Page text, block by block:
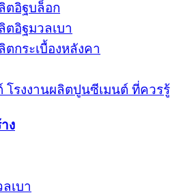
ตอิฐบล็อก
ตอิฐมวลเบา
ตกระเบื้องหลังคา
โรงงานผลิตปูนซีเมนต์ ที่ควรรู้
ง
เบา